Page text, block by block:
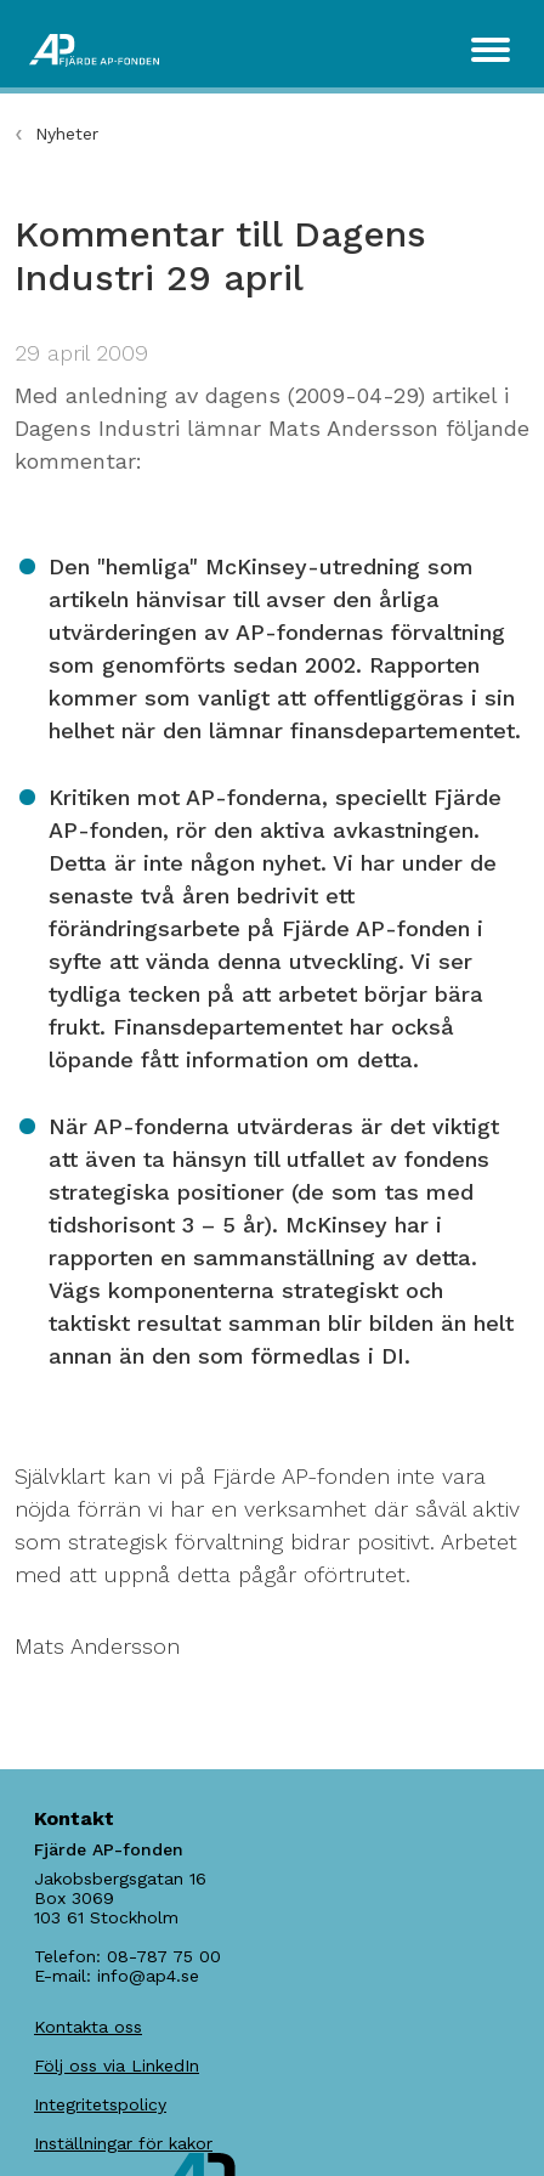
Nyheter
Kommentar till Dagens
Industri 29 april
29 april 2009
Med anledning av dagens (2009-04-29) artikel i
Dagens Industri lämnar Mats Andersson följande
kommentar:
Den "hemliga" McKinsey-utredning som
artikeln hänvisar till avser den årliga
utvärderingen av AP-fondernas förvaltning
som genomförts sedan 2002. Rapporten
kommer som vanligt att offentliggöras i sin
helhet när den lämnar finansdepartementet.
Kritiken mot AP-fonderna, speciellt Fjärde
AP-fonden, rör den aktiva avkastningen.
Detta är inte någon nyhet. Vi har under de
senaste två åren bedrivit ett
förändringsarbete på Fjärde AP-fonden i
syfte att vända denna utveckling. Vi ser
tydliga tecken på att arbetet börjar bära
frukt. Finansdepartementet har också
löpande fått information om detta.
När AP-fonderna utvärderas är det viktigt
att även ta hänsyn till utfallet av fondens
strategiska positioner (de som tas med
tidshorisont 3 – 5 år). McKinsey har i
rapporten en sammanställning av detta.
Vägs komponenterna strategiskt och
taktiskt resultat samman blir bilden än helt
annan än den som förmedlas i DI.
Självklart kan vi på Fjärde AP-fonden inte vara
nöjda förrän vi har en verksamhet där såväl aktiv
som strategisk förvaltning bidrar positivt. Arbetet
med att uppnå detta pågår oförtrutet.
Mats Andersson
Kontakt
Fjärde AP-fonden
Jakobsbergsgatan 16
Box 3069
103 61 Stockholm
Telefon: 08-787 75 00
E-mail: info@ap4.se
Kontakta oss
Följ oss via LinkedIn
Integritetspolicy
Inställningar för kakor